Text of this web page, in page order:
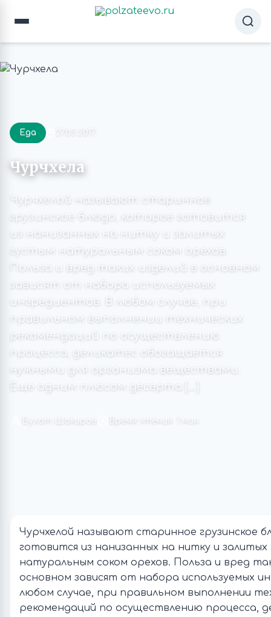
Еда 27.03.2017
Чурчхела
Чурчхелой называют старинное
грузинское блюдо, которое готовится
из нанизанных на нитку и залитых
густым натуральным соком орехов.
Польза и вред таких изделий в основном
зависят от набора используемых
ингредиентов. В любом случае, при
правильном выполнении технических
рекомендаций по осуществлению
процесса, деликатес обогащается
нужными для организма веществами.
Еще одним плюсом десерта […]
Булат Шакиров Время чтения: 1 мин
Чурчхелой называют старинное грузинское
готовится из нанизанных на нитку и залитых
натуральным соком орехов. Польза и вред
основном зависят от набора используемых
любом случае, при правильном выполнении
рекомендаций по осуществлению процесса,